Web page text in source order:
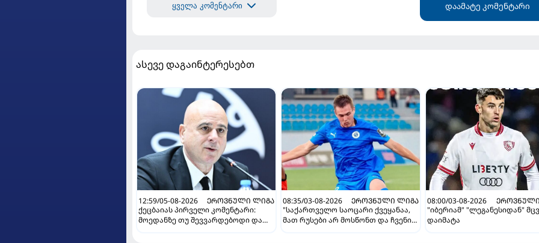
ყველა კომენტარი დაამატე კომენტარი
ასევე დაგაინტერესებთ
12:59/05-08-2026
ᲔᲠᲝᲕᲜᲣᲚᲘ ᲚᲘᲒᲐ
ქეცბაიას პირველი კომენტარი:
მოედანზე თუ შევვარდებოდი და
08:35/03-08-2026
ᲔᲠᲝᲕᲜᲣᲚᲘ ᲚᲘᲒᲐ
"საქართველო საოცარი ქვეყანაა,
მათ რუსები არ მოსწონთ და ჩვენი
08:00/03-08-2026
"იბერიამ" "ლეგანესიდან"
დაიმატა